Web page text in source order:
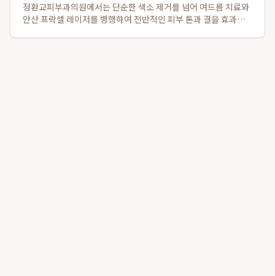
정환교피부과의원에서는 단순한 색소 제거를 넘어 여드름 치료와
안산 프락셀 레이저를 병행하여 전반적인 피부 톤과 결을 효과적